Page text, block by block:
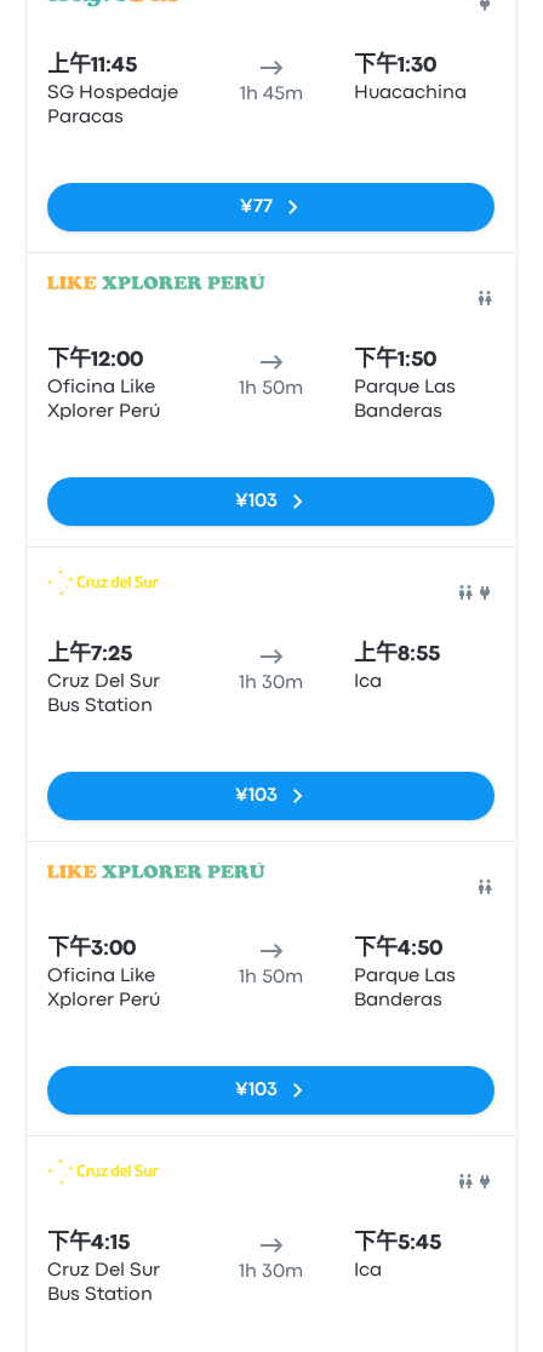
上午11:45
SG Hospedaje
Paracas
1h 45m
下午1:30
Huacachina
¥77
下午12:00
Oficina Like
Xplorer Perú
1h 50m
下午1:50
Parque Las
Banderas
¥103
上午7:25
Cruz Del Sur
Bus Station
1h 30m
上午8:55
Ica
¥103
下午3:00
Oficina Like
Xplorer Perú
1h 50m
下午4:50
Parque Las
Banderas
¥103
下午4:15
Cruz Del Sur
Bus Station
1h 30m
下午5:45
Ica